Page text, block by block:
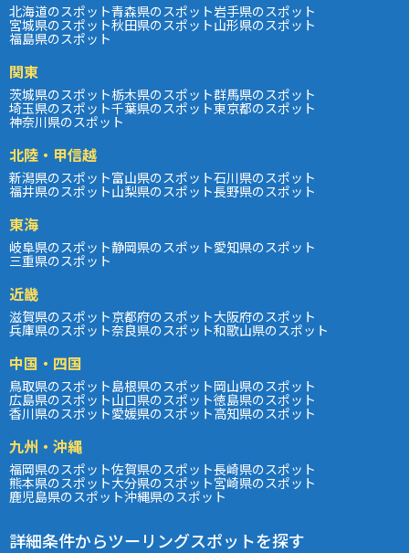
北海道のスポット青森県のスポット岩手県のスポット
宮城県のスポット秋田県のスポット山形県のスポット
福島県のスポット
関東
茨城県のスポット栃木県のスポット群馬県のスポット
埼玉県のスポット千葉県のスポット東京都のスポット
神奈川県のスポット
北陸・甲信越
新潟県のスポット富山県のスポット石川県のスポット
福井県のスポット山梨県のスポット長野県のスポット
東海
岐阜県のスポット静岡県のスポット愛知県のスポット
三重県のスポット
近畿
滋賀県のスポット京都府のスポット大阪府のスポット
兵庫県のスポット奈良県のスポット和歌山県のスポット
中国・四国
鳥取県のスポット島根県のスポット岡山県のスポット
広島県のスポット山口県のスポット徳島県のスポット
香川県のスポット愛媛県のスポット高知県のスポット
九州・沖縄
福岡県のスポット佐賀県のスポット長崎県のスポット
熊本県のスポット大分県のスポット宮崎県のスポット
鹿児島県のスポット沖縄県のスポット
詳細条件からツーリングスポットを探す